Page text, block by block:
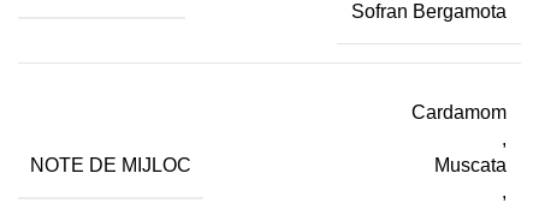
Sofran Bergamota
NOTE DE MIJLOC
Cardamom
,
Muscata
,